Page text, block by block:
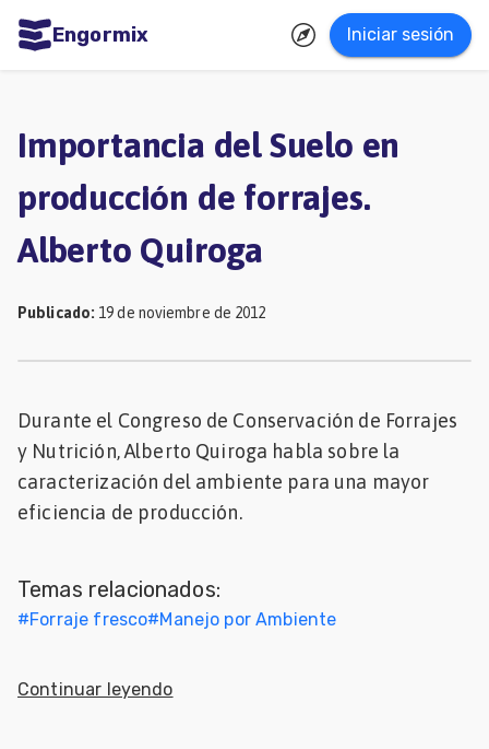
Engormix Iniciar sesión
Agricultura
Balanceados
Avicultura
Ganadería
Micotoxinas
Porcicultura
Mascotas
Importancia del Suelo en
producción de forrajes.
Alberto Quiroga
Publicado: 19 de noviembre de 2012
Durante el Congreso de Conservación de Forrajes
y Nutrición, Alberto Quiroga habla sobre la
caracterización del ambiente para una mayor
eficiencia de producción.
Temas relacionados:
#Forraje fresco#Manejo por Ambiente
Continuar leyendo